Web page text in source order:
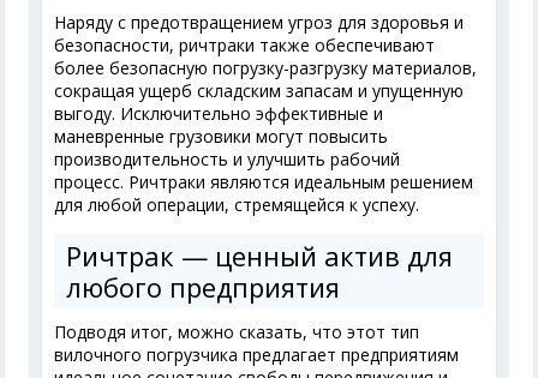
Наряду с предотвращением угроз для здоровья и
безопасности, ричтраки также обеспечивают
более безопасную погрузку-разгрузку материалов,
сокращая ущерб складским запасам и упущенную
выгоду. Исключительно эффективные и
маневренные грузовики могут повысить
производительность и улучшить рабочий
процесс. Ричтраки являются идеальным решением
для любой операции, стремящейся к успеху.
Ричтрак — ценный актив для
любого предприятия
Подводя итог, можно сказать, что этот тип
вилочного погрузчика предлагает предприятиям